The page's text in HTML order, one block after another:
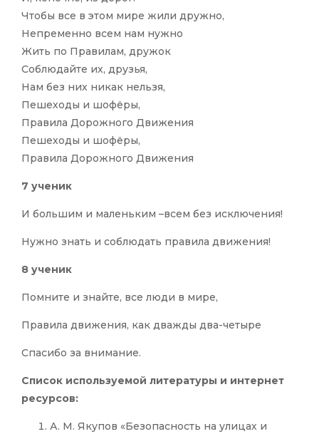
Чтобы все в этом мире жили дружно,
Непременно всем нам нужно
Жить по Правилам, дружок
Соблюдайте их, друзья,
Нам без них никак нельзя,
Пешеходы и шофёры,
Правила Дорожного Движения
Пешеходы и шофёры,
Правила Дорожного Движения
7 ученик
И большим и маленьким –всем без исключения!
Нужно знать и соблюдать правила движения!
8 ученик
Помните и знайте, все люди в мире,
Правила движения, как дважды два-четыре
Спасибо за внимание.
Список используемой литературы и интернет
ресурсов:
А. М. Якупов «Безопасность на улицах и